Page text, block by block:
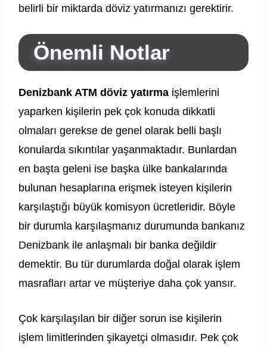
belirli bir miktarda döviz yatırmanızı gerektirir.
Önemli Notlar
Denizbank ATM döviz yatırma işlemlerini
yaparken kişilerin pek çok konuda dikkatli
olmaları gerekse de genel olarak belli başlı
konularda sıkıntılar yaşanmaktadır. Bunlardan
en başta geleni ise başka ülke bankalarında
bulunan hesaplarına erişmek isteyen kişilerin
karşılaştığı büyük komisyon ücretleridir. Böyle
bir durumla karşılaşmanız durumunda bankanız
Denizbank ile anlaşmalı bir banka değildir
demektir. Bu tür durumlarda doğal olarak işlem
masrafları artar ve müşteriye daha çok yansır.
Çok karşılaşılan bir diğer sorun ise kişilerin
işlem limitlerinden şikayetçi olmasıdır. Pek çok